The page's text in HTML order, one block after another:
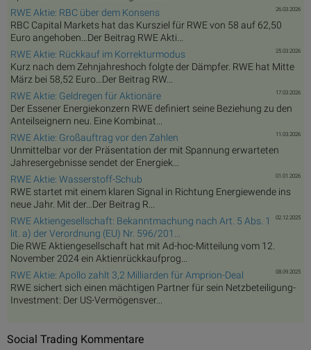
26.03.2026
RWE Aktie: RBC über dem Konsens
RBC Capital Markets hat das Kursziel für RWE von 58 auf 62,50
Euro angehoben…Der Beitrag RWE Akti...
25.03.2026
RWE Aktie: Rückkauf im Korrekturmodus
Kurz nach dem Zehnjahreshoch folgte der Dämpfer. RWE hat Mitte
März bei 58,52 Euro…Der Beitrag RW...
17.03.2026
RWE Aktie: Geldregen für Aktionäre
Der Essener Energiekonzern RWE definiert seine Beziehung zu den
Anteilseignern neu. Eine Kombinat...
11.03.2026
RWE Aktie: Großauftrag vor den Zahlen
Unmittelbar vor der Präsentation der mit Spannung erwarteten
Jahresergebnisse sendet der Energiek...
01.01.2026
RWE Aktie: Wasserstoff-Schub
RWE startet mit einem klaren Signal in Richtung Energiewende ins
neue Jahr. Mit der…Der Beitrag R...
02.12.2025
RWE Aktiengesellschaft: Bekanntmachung nach Art. 5 Abs. 1
lit. a) der Verordnung (EU) Nr. 596/201...
Die RWE Aktiengesellschaft hat mit Ad-hoc-Mitteilung vom 12.
November 2024 ein Aktienrückkaufprog...
08.09.2025
RWE Aktie: Apollo zahlt 3,2 Milliarden für Amprion-Deal
RWE sichert sich einen mächtigen Partner für sein Netzbeteiligung-
Investment: Der US-Vermögensver...
Social Trading Kommentare